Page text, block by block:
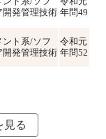
開発管理技術 年問49
ント系/ソフ
開発管理技術
令和元
年問52
見る